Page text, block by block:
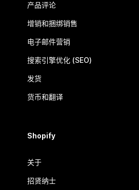
产品评论
增销和捆绑销售
电子邮件营销
搜索引擎优化 (SEO)
发货
货币和翻译
Shopify
关于
招贤纳士